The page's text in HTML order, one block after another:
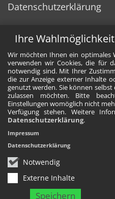
Ihre
Wir möchten Ihnen ein optimales
verwenden wir Cookies, die für
notwendig sind. Mit Ihrer
die zur Anzeige externer Inhalte
genutzt werden. Sie können selbst
zulassen möchten. Bitte
Einstellungen womöglich nicht
Verfügung stehen. Weitere
Datenschutzerklärung.
Notwendig
Externe Inhalte
Speichern
Impressum
Datenschutzerklärung
Datenschutzerklärung